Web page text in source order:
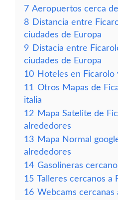
7 Aeropuertos cerca
8 Distancia entre
ciudades de Europa
9 Distacia entre
ciudades de Europa
10 Hoteles en Ficarolo
11 Otros Mapas de
italia
12 Mapa Satelite de
alrededores
13 Mapa Normal
alrededores
14 Gasolineras
15 Talleres cercanos a
16 Webcams cercanas